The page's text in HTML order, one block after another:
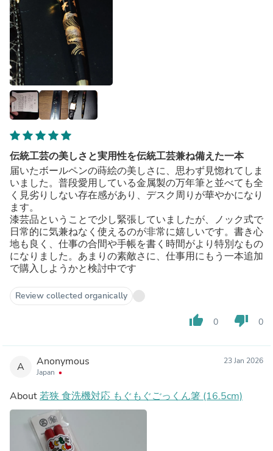
伝統工芸の美しさと実用性を伝統工芸兼ね備えた一本
届いたボールペンの蒔絵の美しさに、思わず見惚れてしま
いました。普段愛用している金属製の万年筆と並べても全
く見劣りしない存在感があり、デスク周りが華やかになり
ます。
​漆芸品ということで少し緊張していましたが、ノック式で
日常的に気兼ねなく使えるのが非常に嬉しいです。書き心
地も良く、仕事の合間や手帳を書く時間がより特別なもの
になりました。あまりの素敵さに、仕事用にもう一本追加
で購入しようかと検討中です
Review collected organically
thumb_up 0 thumb_down 0
A Anonymous
Japan
23 Jan 2026
About若狭 食洗機対応 もぐもぐごっくん箸 (16.5cm)